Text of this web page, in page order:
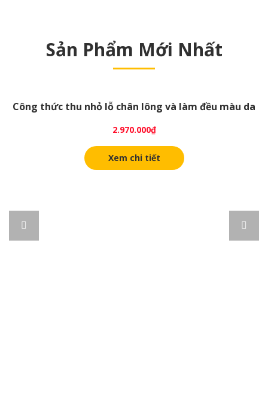
Sản Phẩm Mới Nhất
Công thức thu nhỏ lỗ chân lông và làm đều màu da
2.970.000₫
Xem chi tiết